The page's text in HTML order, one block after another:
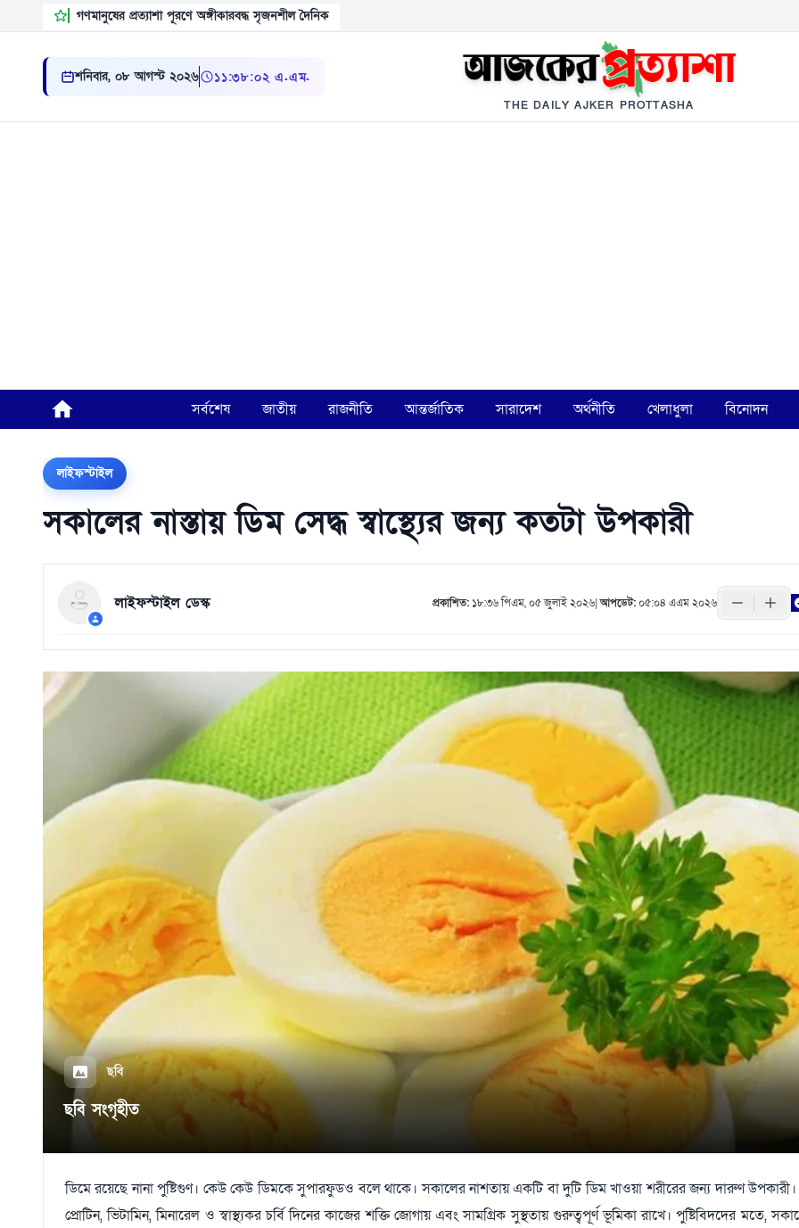
গণমানুষের প্রত্যাশা পূরণে অঙ্গীকারবদ্ধ সৃজনশীল দৈনিক
শনিবার, ০৮ আগস্ট ২০২৬ ১১ ৩৮ ০৩ এ.এম.
THE DAILY AJKER PROTTASHA
সর্বশেষ জাতীয় রাজনীতি আন্তর্জাতিক সারাদেশ অর্থনীতি খেলাধুলা বিনোদন
লাইফস্টাইল
সকালের নাস্তায় ডিম সেদ্ধ স্বাস্থ্যের জন্য কতটা উপকারী
লাইফস্টাইল ডেস্ক প্রকাশিত: ১৮:৩৬ পিএম, ০৫ জুলাই ২০২৬|আপডেট:০৫:০৪ এএম ২০২৬
ছবি
ছবি সংগৃহীত
ডিমে রয়েছে নানা পুষ্টিগুণ। কেউ কেউ ডিমকে সুপারফুডও বলে থাকে। সকালের নাশতায় একটি বা দুটি ডিম খাওয়া শরীরের জন্য দারুণ উপকারী।
প্রোটিন, ভিটামিন, মিনারেল ও স্বাস্থ্যকর চর্বি দিনের কাজের শক্তি জোগায় এবং সামগ্রিক সুস্থতায় গুরুত্বপূর্ণ ভূমিকা রাখে। পুষ্টিবিদদের মতে,